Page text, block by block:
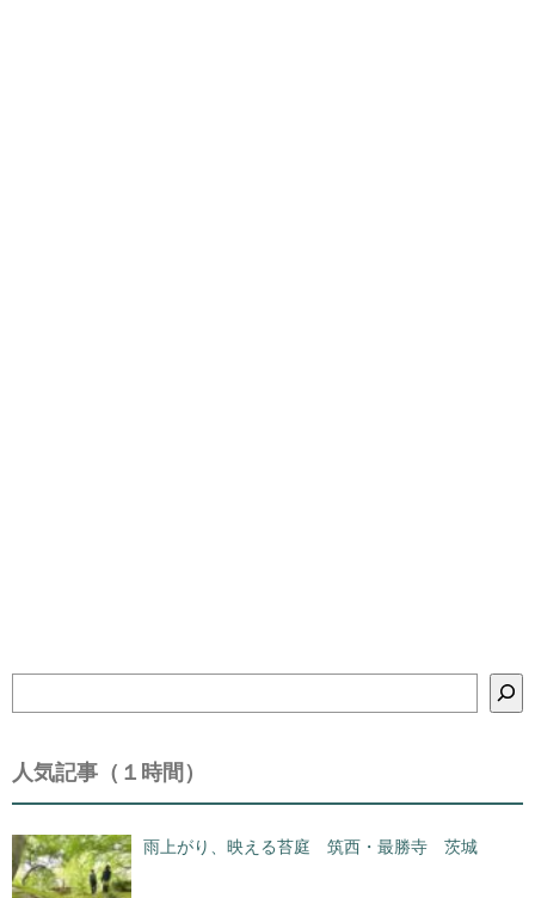
人気記事（１時間）
雨上がり、映える苔庭 筑西・最勝寺 茨城